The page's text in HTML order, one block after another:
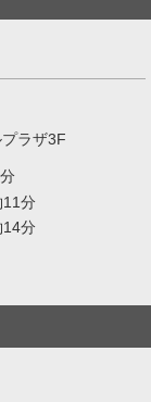
ラザ3F
11分
14分